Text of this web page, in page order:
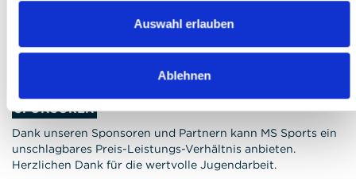
Auswahl erlauben
Ablehnen
E-Mail:info(at)mssports.ch
SPONSOREN
Dank unseren Sponsoren und Partnern kann MS Sports ein
unschlagbares Preis-Leistungs-Verhältnis anbieten.
Herzlichen Dank für die wertvolle Jugendarbeit.